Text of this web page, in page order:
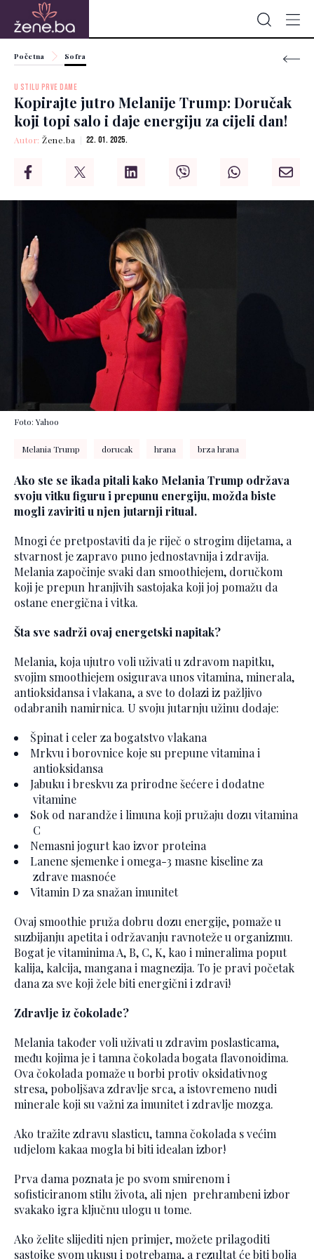
Početna Sofra
U STILU PRVE DAME
Kopirajte jutro Melanije Trump: Doručak
koji topi salo i daje energiju za cijeli dan!
Autor:Žene.ba 22. 01. 2025.
Foto: Yahoo
Melania Trump dorucak hrana brza hrana
Ako ste se ikada pitali kako Melania Trump održava
svoju vitku figuru i prepunu energiju, možda biste
mogli zaviriti u njen jutarnji ritual.
Mnogi će pretpostaviti da je riječ o strogim dijetama, a
stvarnost je zapravo puno jednostavnija i zdravija.
Melania započinje svaki dan smoothiejem, doručkom
koji je prepun hranjivih sastojaka koji joj pomažu da
ostane energična i vitka.
Šta sve sadrži ovaj energetski napitak?
Melania, koja ujutro voli uživati u zdravom napitku,
svojim smoothiejem osigurava unos vitamina, minerala,
antioksidansa i vlakana, a sve to dolazi iz pažljivo
odabranih namirnica. U svoju jutarnju užinu dodaje:
Špinat i celer za bogatstvo vlakana
Mrkvu i borovnice koje su prepune vitamina i
antioksidansa
Jabuku i breskvu za prirodne šećere i dodatne
vitamine
Sok od narandže i limuna koji pružaju dozu vitamina
C
Nemasni jogurt kao izvor proteina
Lanene sjemenke i omega-3 masne kiseline za
zdrave masnoće
Vitamin D za snažan imunitet
Ovaj smoothie pruža dobru dozu energije, pomaže u
suzbijanju apetita i održavanju ravnoteže u organizmu.
Bogat je vitaminima A, B, C, K, kao i mineralima poput
kalija, kalcija, mangana i magnezija. To je pravi početak
dana za sve koji žele biti energični i zdravi!
Zdravlje iz čokolade?
Melania također voli uživati u zdravim poslasticama,
među kojima je i tamna čokolada bogata flavonoidima.
Ova čokolada pomaže u borbi protiv oksidativnog
stresa, poboljšava zdravlje srca, a istovremeno nudi
minerale koji su važni za imunitet i zdravlje mozga.
Ako tražite zdravu slasticu, tamna čokolada s većim
udjelom kakaa mogla bi biti idealan izbor!
Prva dama poznata je po svom smirenom i
sofisticiranom stilu života, ali njen prehrambeni izbor
svakako igra ključnu ulogu u tome.
Ako želite slijediti njen primjer, možete prilagoditi
sastojke svom ukusu i potrebama, a rezultat će biti bolja